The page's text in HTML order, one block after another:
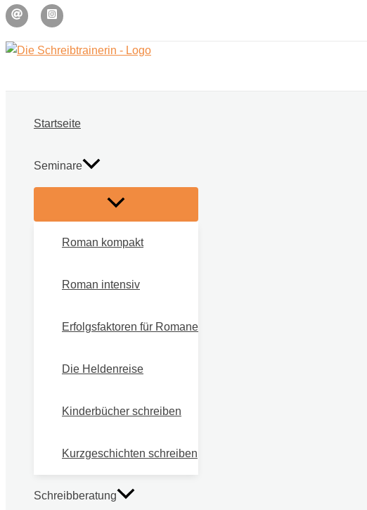
Zum
Inhalt
springen
Startseite
Seminare
Roman kompakt
Roman intensiv
Erfolgsfaktoren für Romane
Die Heldenreise
Kinderbücher schreiben
Kurzgeschichten schreiben
Schreibberatung